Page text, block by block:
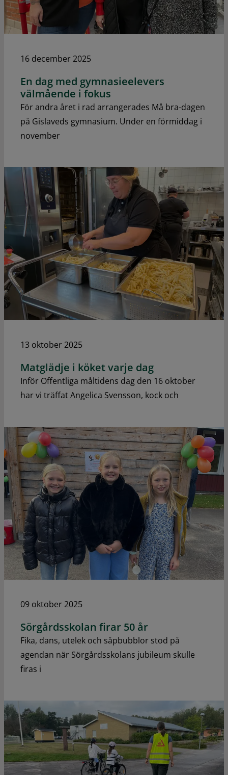
16 december 2025
En dag med gymnasieelevers
välmående i fokus
För andra året i rad arrangerades Må bra-dagen
på Gislaveds gymnasium. Under en förmiddag i
november
13 oktober 2025
Matglädje i köket varje dag
Inför Offentliga måltidens dag den 16 oktober
har vi träffat Angelica Svensson, kock och
09 oktober 2025
Sörgårdsskolan firar 50 år
Fika, dans, utelek och såpbubblor stod på
agendan när Sörgårdsskolans jubileum skulle
firas i